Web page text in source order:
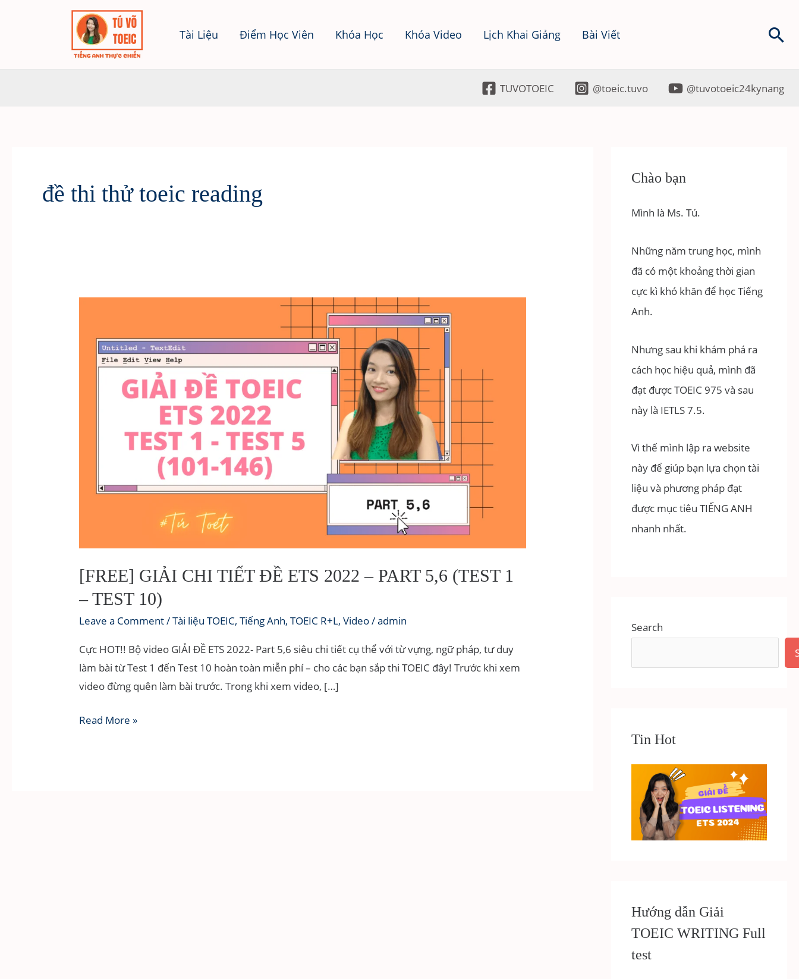
Tài Liệu Điểm Học Viên Khóa Học Khóa Video Lịch Khai Giảng Bài Viết
TUVOTOEIC @toeic.tuvo @tuvotoeic24kynang
đề thi thử toeic reading
[FREE] GIẢI CHI TIẾT ĐỀ ETS 2022 – PART 5,6 (TEST 1
– TEST 10)
Leave a Comment/Tài liệu TOEIC,Tiếng Anh,TOEIC R+L,Video/admin
Cực HOT!! Bộ video GIẢI ĐỀ ETS 2022- Part 5,6 siêu chi tiết cụ thể với từ vựng, ngữ pháp, tư duy
làm bài từ Test 1 đến Test 10 hoàn toàn miễn phí – cho các bạn sắp thi TOEIC đây! Trước khi xem
video đừng quên làm bài trước. Trong khi xem video, […]
[FREE]
Read More »
Chào bạn
Mình là Ms. Tú.
Những năm trung học, mình
đã có một khoảng thời gian
cực kì khó khăn để học Tiếng
Anh.
Nhưng sau khi khám phá ra
cách học hiệu quả, mình đã
đạt được TOEIC 975 và sau
này là IETLS 7.5.
Vì thế mình lập ra website
này để giúp bạn lựa chọn tài
liệu và phương pháp đạt
được mục tiêu TIẾNG ANH
nhanh nhất.
Search
Tin Hot
Hướng dẫn Giải
TOEIC WRITING Full
test